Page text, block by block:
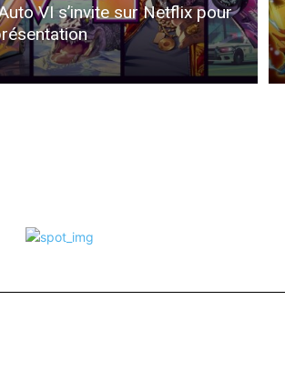
VI s’invite sur Netflix pour